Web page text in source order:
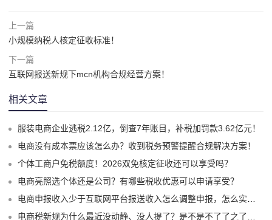
上一篇
小规模纳税人核定征收标准！
下一篇
互联网报送新规下mcn机构合规经营方案！
相关文章
服装电商企业逃税2.12亿，倒查7年账目，补税加罚款3.62亿元！
电商没有成本票应该怎么办？收到税务预警提醒合规解决方案！
个体工商户免税额度！2026双免核定征收还可以享受吗？
电商亮照选个体还是公司？有哪些税收优惠可以申请享受？
电商申报收入少于互联网平台报送收入怎么调整申报，怎么实现合规申报享受税收优惠！
电商税新规为什么最近没动静、没人提了？是不是不了了之了嘛？